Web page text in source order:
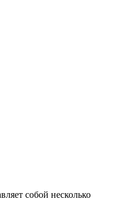
собой несколько